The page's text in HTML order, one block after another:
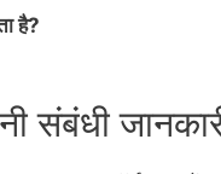
है?
संबंधी